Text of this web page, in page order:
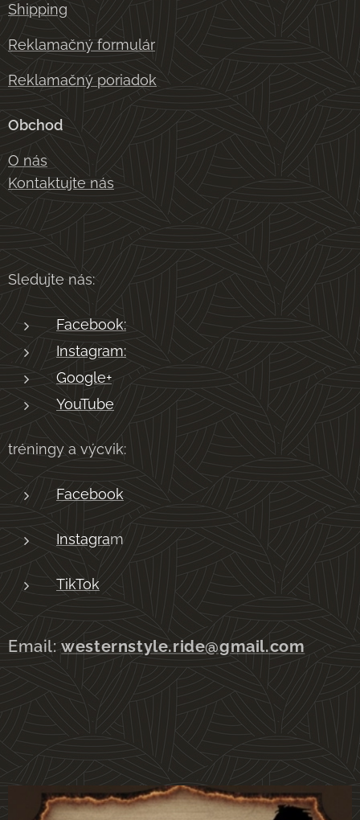
Shipping
Reklamačný formulár
Reklamačný poriadok
Obchod
O nás
Kontaktujte nás
Sledujte nás:
Facebook:
Instagram:
Google+
YouTube
tréningy a výcvik:
Facebook
Instagram
TikTok
Email:westernstyle.ride@gmail.com